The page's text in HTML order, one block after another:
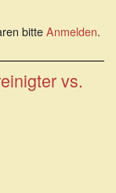
bitteAnmelden.
vs.